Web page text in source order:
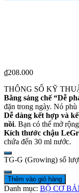
₫208.000
THÔNG SỐ KỸ
Bằng sáng chế “Dễ
đặn trong ngày. Nó
Dễ dàng kết hợp và
nồi. Bạn có thể mở
Kích thước chậu
chứa đến 30 ml nước.
TG-G (Growing) số
Thêm vào giỏ hàng
Danh mục: BỘ CƠ